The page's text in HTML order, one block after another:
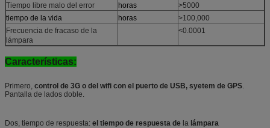
Tiempo libre malo del error
horas
>5000
tiempo de la vida
horas
>100,000
Frecuencia de fracaso de la
lámpara
<0.0001
Características:
Primero, control de 3G o del wifi con el puerto de USB, syetem de GPS.
Pantalla de lados doble.
Dos, tiempo de respuesta: el tiempo de respuesta de la lámpara